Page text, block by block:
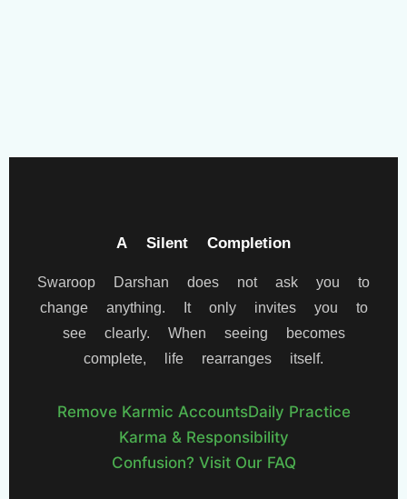
A Silent Completion
Swaroop Darshan does not ask you to
change anything. It only invites you to
see clearly. When seeing becomes
complete, life rearranges itself.
Remove Karmic AccountsDaily Practice
Karma & Responsibility
Confusion? Visit Our FAQ